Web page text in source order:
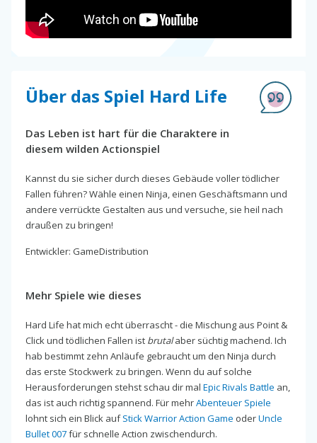
Über das Spiel Hard Life
Das Leben ist hart für die Charaktere in
diesem wilden Actionspiel
Kannst du sie sicher durch dieses Gebäude voller tödlicher
Fallen führen? Wähle einen Ninja, einen Geschäftsmann und
andere verrückte Gestalten aus und versuche, sie heil nach
draußen zu bringen!
Entwickler: GameDistribution
Mehr Spiele wie dieses
Hard Life hat mich echt überrascht - die Mischung aus Point &
Click und tödlichen Fallen ist brutalaber süchtig machend. Ich
hab bestimmt zehn Anläufe gebraucht um den Ninja durch
das erste Stockwerk zu bringen. Wenn du auf solche
Herausforderungen stehst schau dir mal Epic Rivals Battle an,
das ist auch richtig spannend. Für mehrAbenteuer Spiele
lohnt sich ein Blick aufStick Warrior Action Game oderUncle
Bullet 007für schnelle Action zwischendurch.